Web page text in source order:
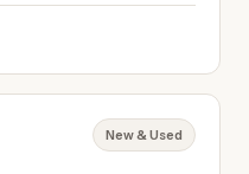
New & Used